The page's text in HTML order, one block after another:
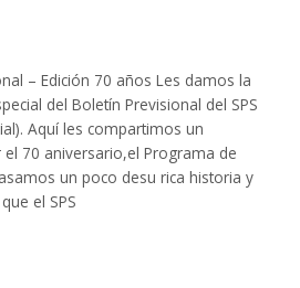
– Edición 70 años Les damos la
del Boletín Previsional del SPS
Aquí les compartimos un
70 aniversario,el Programa de
un poco desu rica historia y
el SPS